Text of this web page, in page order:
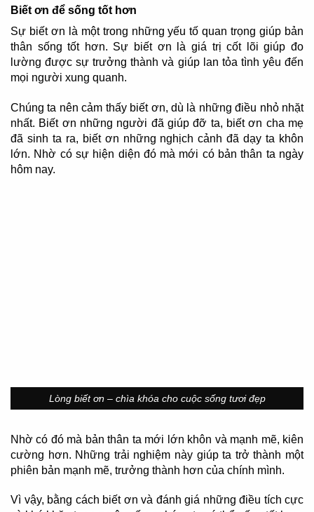
Biết ơn để sống tốt hơn
Sự biết ơn là một trong những yếu tố quan trọng giúp bản
thân sống tốt hơn. Sự biết ơn là giá trị cốt lõi giúp đo
lường được sự trưởng thành và giúp lan tỏa tình yêu đến
mọi người xung quanh.
Chúng ta nên cảm thấy biết ơn, dù là những điều nhỏ nhặt
nhất. Biết ơn những người đã giúp đỡ ta, biết ơn cha mẹ
đã sinh ta ra, biết ơn những nghịch cảnh đã dạy ta khôn
lớn. Nhờ có sự hiện diện đó mà mới có bản thân ta ngày
hôm nay.
Lòng biết ơn – chìa khóa cho cuộc sống tươi đẹp
Nhờ có đó mà bản thân ta mới lớn khôn và mạnh mẽ, kiên
cường hơn. Những trải nghiệm này giúp ta trở thành một
phiên bản mạnh mẽ, trưởng thành hơn của chính mình.
Vì vậy, bằng cách biết ơn và đánh giá những điều tích cực